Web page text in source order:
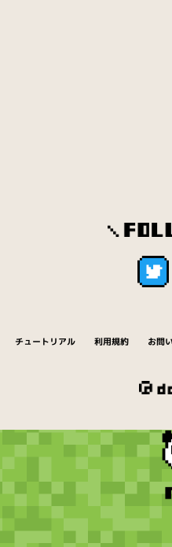
チュートリアル 利用規約 お問